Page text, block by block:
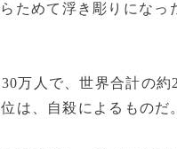
ためて浮き彫りにな
万人で、世界合計の約
は、自殺によるものだ